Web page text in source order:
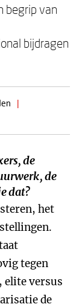
begrip van
bijdragen
|
de
de
dat?
het
tegen
elite versus
de